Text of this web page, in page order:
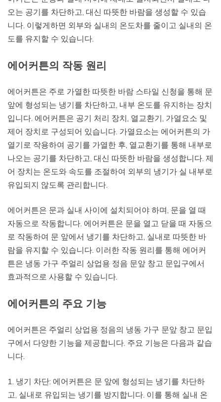
오는 공기를 차단하고, 대신 따뜻한 바람을 생성할 수 있습
니다. 이렇게하면 외부와 실내의 온도차를 줄이고 실내의 온
도를 유지할 수 있습니다.
에어커튼의 작동 원리
에어커튼은 주로 가열한 따뜻한 바람 스타일 신청을 통해 문
앞에 형성되는 냉기를 차단하고, 내부 온도를 유지하는 장치
입니다. 에어커튼은 공기 처리 장치, 열교환기, 가열요소 및
제어 장치로 구성되어 있습니다. 가열요소는 에어커튼의 가
열기로 작용하여 공기를 가열한 후, 열교환기를 통해 내부로
나오는 공기를 차단하고, 대신 따뜻한 바람을 생성합니다. 제
어 장치는 온도와 속도를 조절하여 외부의 냉기가 실 내부로
유입되지 않도록 관리합니다.
에어커튼은 문과 실내 사이에 설치되어야 하며, 문을 열 때
자동으로 작동합니다. 에어커튼은 문을 열고 닫을 때 자동으
로 작동하여 문 앞에서 냉기를 차단하고, 실내로 따뜻한 바
람을 유지할 수 있습니다. 이러한 작동 원리를 통해 에어커
튼은 냉동 가구 주얼리 상업용 정음 문앞 창고 문입구에서
효과적으로 사용할 수 있습니다.
에어커튼의 주요 기능
에어커튼은 주얼리 상업용 정음의 냉동 가구 문앞 창고 문입
구에서 다양한 기능을 제공합니다. 주요 기능은 다음과 같습
니다.
1. 냉기 차단: 에어커튼은 문 앞에 형성되는 냉기를 차단하
고, 실내로 유입되는 냉기를 방지합니다. 이를 통해 실내 온